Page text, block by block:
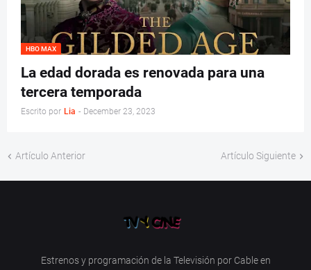
HBO MAX
La edad dorada es renovada para una
tercera temporada
Escrito por Lia - December 23, 2023
Artículo Anterior Artículo Siguiente
Estrenos y programación de la Televisión por Cable en